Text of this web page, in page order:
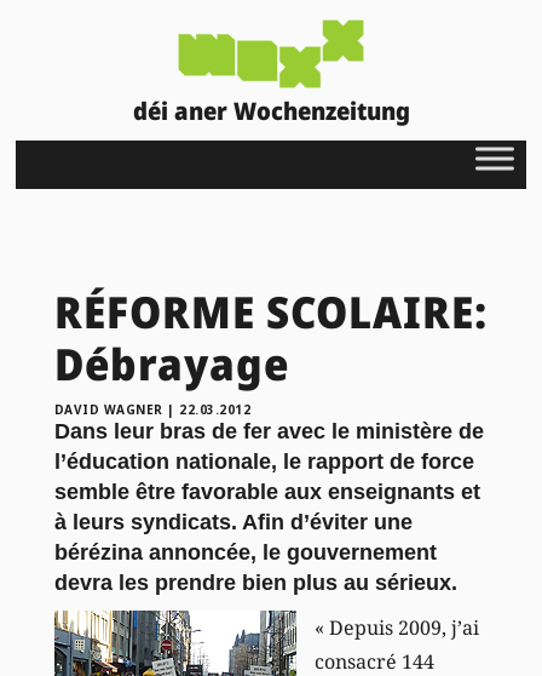
déi aner Wochenzeitung
RÉFORME SCOLAIRE:
Débrayage
DAVID WAGNER | 22.03.2012
Dans leur bras de fer avec le ministère de
l’éducation nationale, le rapport de force
semble être favorable aux enseignants et
à leurs syndicats. Afin d’éviter une
bérézina annoncée, le gouvernement
devra les prendre bien plus au sérieux.
« Depuis 2009, j’ai
consacré 144